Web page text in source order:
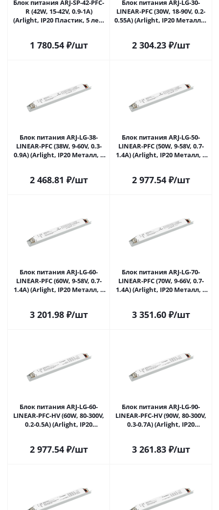
Блок питания ARJ-SP-42-PFC-
R (42W, 15-42V, 0.9-1A)
(Arlight, IP20 Пластик, 5 лет)
1 780.54₽/шт
Блок питания ARJ-LG-30-
LINEAR-PFC (30W, 18-90V, 0.2-
0.55A) (Arlight, IP20 Металл, 5
2 304.23₽/шт
Блок питания ARJ-LG-38-
LINEAR-PFC (38W, 9-60V, 0.3-
0.9A) (Arlight, IP20 Металл, 5
2 468.81 ₽/шт
Блок питания ARJ-LG-50-
LINEAR-PFC (50W, 9-58V, 0.7-
1.4A) (Arlight, IP20 Металл, 5
2 977.54₽/шт
Блок питания ARJ-LG-60-
LINEAR-PFC (60W, 9-58V, 0.7-
1.4A) (Arlight, IP20 Металл, 5
3 201.98₽/шт
Блок питания ARJ-LG-70-
LINEAR-PFC (70W, 9-66V, 0.7-
1.4A) (Arlight, IP20 Металл, 5
3 351.60₽/шт
Блок питания ARJ-LG-60-
LINEAR-PFC-HV (60W, 80-300V,
0.2-0.5A) (Arlight, IP20
2 977.54₽/шт
Блок питания ARJ-LG-90-
LINEAR-PFC-HV (90W, 80-300V,
0.3-0.7A) (Arlight, IP20
3 261.83₽/шт